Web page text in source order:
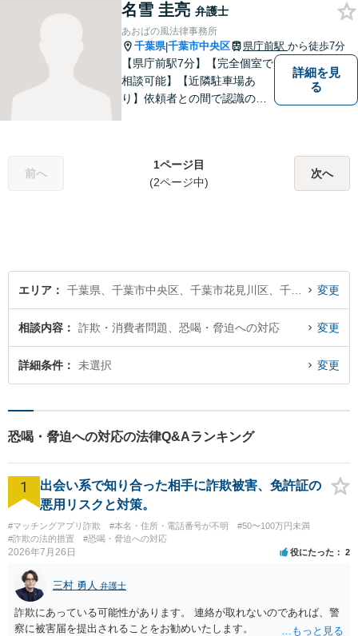
します。誠実な対応と迅速な
事件解決を心がけておりま
す。お困りの方はご相談くだ
さい。
名雪 圭亮 弁護士
あおばの風法律事務所
千葉県|千葉市中央区 県庁前駅 から徒歩7分
【県庁前駅7分】【完全個室で
相談可能】【近隣駐車場あ
り】依頼者との間で認識のず
る方々の話を丁寧に聞き、迅
速に解決いたします。お気軽
詳細を見
る
前へ
1ページ目
(2ページ中)
次へ
エリア 変更
相談内容 詐欺・消費者問題、恐喝・脅迫への対応 変更
詳細条件 未選択 変更
恐喝・脅迫への対応の法律Q&Aランキング
1
出会い系で知り合った相手に詐欺被害、免許証の
悪用リスクと対策。
#マッチングアプリ詐欺 #本名・住所・電話番号が不明
#50〜100万円未満
#詐欺の法的措置
#恐喝・脅迫への対応
2026年7月26日 役にたった 2
三村 勇人 弁護士
詐欺にあっている可能性があります。 連絡が取れないのであれば、警
察に被害届を提出されることをお勧めいたします。